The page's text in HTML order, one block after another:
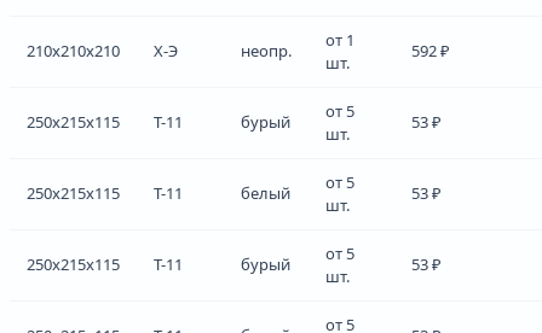
210x210x210 Х-Э неопр.
от 1
шт.
592 ₽
250x215x115 Т-11 бурый
от 5
шт.
53 ₽
250x215x115 Т-11 белый
от 5
шт.
53 ₽
250x215x115 Т-11 бурый
от 5
шт.
53 ₽
от 5